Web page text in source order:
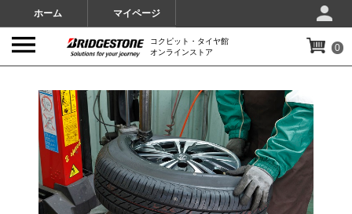
ホーム マイページ
コクピット・タイヤ館
オンラインストア
0